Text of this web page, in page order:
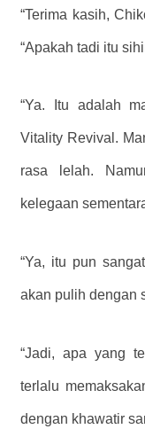
“Terima kasih,
“Apakah tadi itu
“Ya. Itu adalah
Vitality Revival.
rasa lelah.
kelegaan
“Ya, itu pun
akan pulih dengan
“Jadi, apa yang
terlalu
dengan khawatir